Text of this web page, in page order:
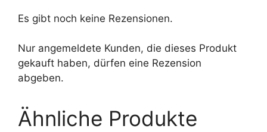
Es gibt noch keine Rezensionen.
Nur angemeldete Kunden, die dieses Produkt
gekauft haben, dürfen eine Rezension
abgeben.
Ähnliche Produkte